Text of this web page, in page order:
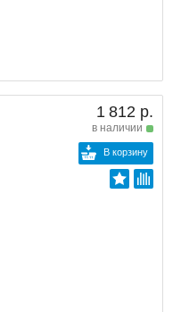
1 812 р.
в наличии
В корзину